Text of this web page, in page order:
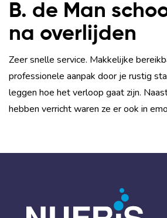
B. de Man
na overlijden
Zeer snelle service. Makkelijke
professionele aanpak door je rustig
leggen hoe het verloop gaat zijn.
hebben verricht waren ze er ook in